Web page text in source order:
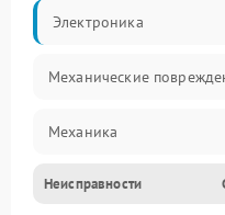
Электроника
Механические
Механика
Электропитание
Неисправности